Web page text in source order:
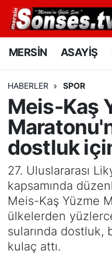
MERSİN ASAYİŞ
HABERLER SPOR
Meis-Kaş
dostluk
27. Uluslararası
kapsamında
Meis-Kaş Yüzme
ülkelerden
sularında dostluk,
kulaç attı.
MERSİN
SPOR
GÜNÜN
DÜNYA
KÜLTÜR -
MAGAZİN
Mersin Nöbetçi
Mersin Namaz
Mersin Trafik
Süper Lig Puan
Tüm Manşetler
Son Dakika